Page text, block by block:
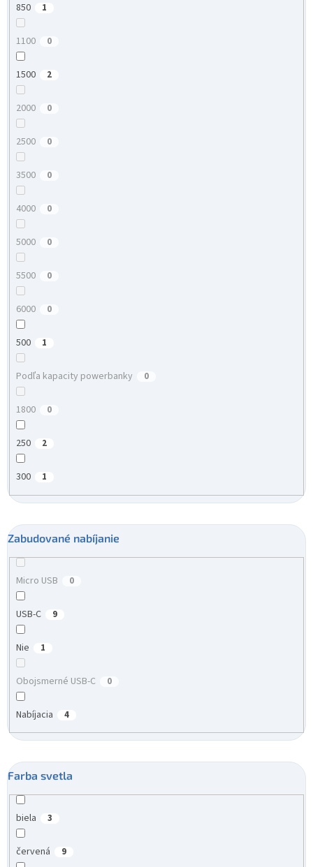
850 1
1100 0
1500 2
2000 0
2500 0
3500 0
4000 0
5000 0
5500 0
6000 0
500 1
Podľa kapacity powerbanky 0
1800 0
250 2
300 1
Zabudované nabíjanie
Micro USB 0
USB-C 9
Nie 1
Obojsmerné USB-C 0
Nabíjacia 4
Farba svetla
biela 3
červená 9